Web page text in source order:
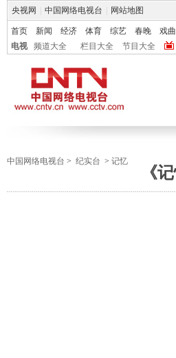
央视网 中国网络电视台 网站地图
首页 新闻 经济 体育 综艺 春晚 戏曲
电视
频道大全 栏目大全 节目大全
中国网络电视台 > 纪实台 > 记忆
《